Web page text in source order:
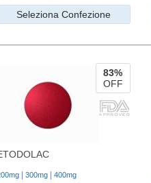
Seleziona Confezione
300mg 400mg
83%
OFF